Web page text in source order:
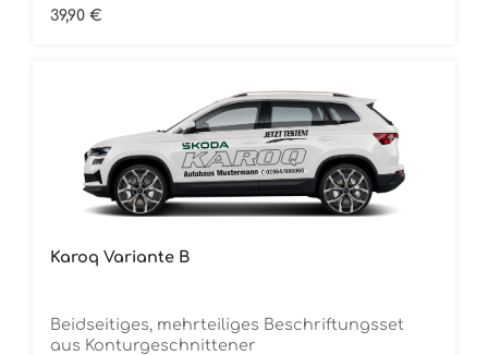
ÜbertragungstapeDie Folie ist Rückstandsfrei
Regulärer Preis:
39,90 €
Karoq Variante B
Beidseitiges, mehrteiliges Beschriftungsset
aus Konturgeschnittener